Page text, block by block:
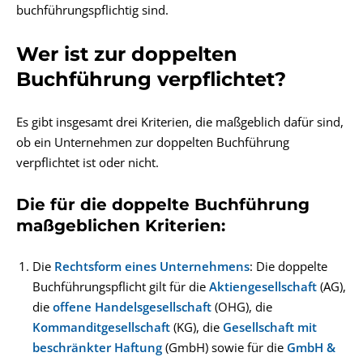
buchführungspflichtig sind.
Wer ist zur doppelten
Buchführung verpflichtet?
Es gibt insgesamt drei Kriterien, die maßgeblich dafür sind,
ob ein Unternehmen zur doppelten Buchführung
verpflichtet ist oder nicht.
Die für die doppelte Buchführung
maßgeblichen Kriterien:
Die Rechtsform eines Unternehmens: Die doppelte
Buchführungspflicht gilt für die Aktiengesellschaft (AG),
die offene Handelsgesellschaft (OHG), die
Kommanditgesellschaft (KG), die Gesellschaft mit
beschränkter Haftung (GmbH) sowie für die GmbH &